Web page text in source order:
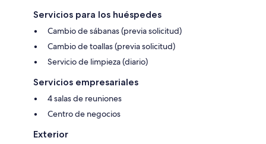
Servicios para los huéspedes
Cambio de sábanas (previa solicitud)
Cambio de toallas (previa solicitud)
Servicio de limpieza (diario)
Servicios empresariales
4 salas de reuniones
Centro de negocios
Exterior